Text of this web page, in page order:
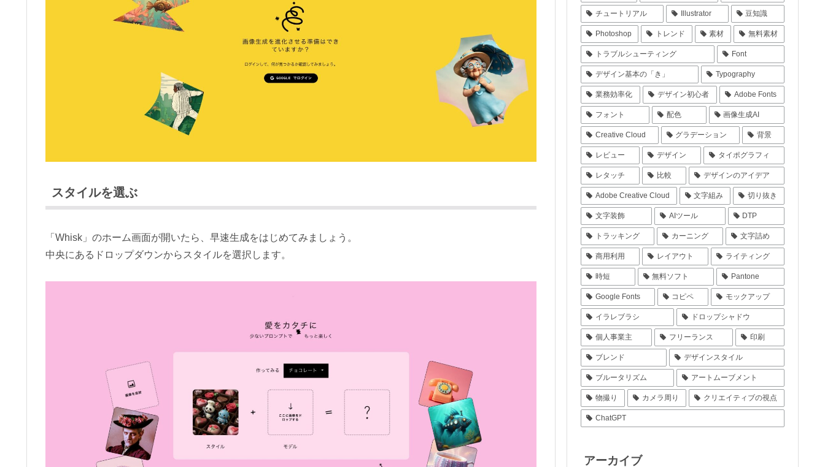
スタイルを選ぶ
「Whisk」のホーム画面が開いたら、早速生成をはじめてみましょう。
中央にあるドロップダウンからスタイルを選択します。
チュートリアル Illustrator 豆知識
Photoshop トレンド 素材 無料素材
トラブルシューティング Font
デザイン基本の「き」 Typography
業務効率化 デザイン初心者 Adobe Fonts
フォント 配色 画像生成AI
Creative Cloud グラデーション 背景
レビュー デザイン タイポグラフィ
レタッチ 比較 デザインのアイデア
Adobe Creative Cloud 文字組み 切り抜き
文字装飾 AIツール DTP
トラッキング カーニング 文字詰め
商用利用 レイアウト ライティング
時短 無料ソフト Pantone
Google Fonts コピペ モックアップ
イラレブラシ ドロップシャドウ
個人事業主 フリーランス 印刷
ブレンド デザインスタイル
ブルータリズム アートムーブメント
物撮り カメラ周り クリエイティブの視点
ChatGPT
アーカイブ